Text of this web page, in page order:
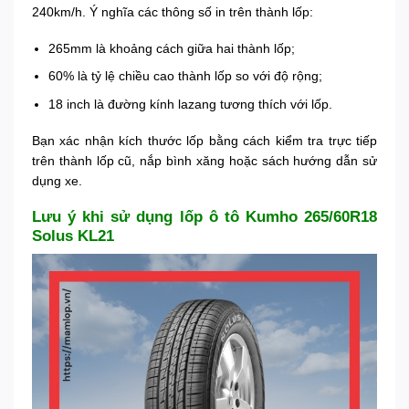
240km/h. Ý nghĩa các thông số in trên thành lốp:
265mm là khoảng cách giữa hai thành lốp;
60% là tỷ lệ chiều cao thành lốp so với độ rộng;
18 inch là đường kính lazang tương thích với lốp.
Bạn xác nhận kích thước lốp bằng cách kiểm tra trực tiếp
trên thành lốp cũ, nắp bình xăng hoặc sách hướng dẫn sử
dụng xe.
Lưu ý khi sử dụng lốp ô tô Kumho 265/60R18
Solus KL21